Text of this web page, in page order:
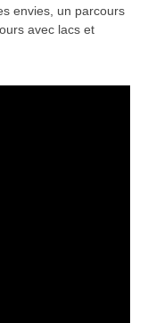
envies, un parcours
avec lacs et